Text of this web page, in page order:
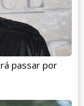
passar por